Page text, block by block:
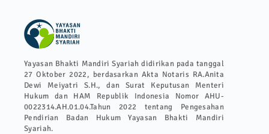
Yayasan Bhakti Mandiri Syariah didirikan pada tanggal
27 Oktober 2022, berdasarkan Akta Notaris RA.Anita
Dewi Meiyatri S.H., dan Surat Keputusan Menteri
Hukum dan HAM Republik Indonesia Nomor AHU-
0022314.AH.01.04.Tahun 2022 tentang Pengesahan
Pendirian Badan Hukum Yayasan Bhakti Mandiri
Syariah.